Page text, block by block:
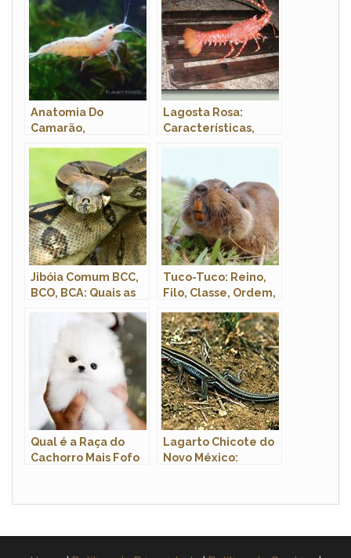
Anatomia Do
Camarão,
Cientifico
Lagosta Rosa:
Características,
Jibóia Comum BCC,
BCO, BCA: Quais as
Tuco-Tuco: Reino,
Filo, Classe, Ordem,
Qual é a Raça do
Cachorro Mais Fofo
Lagarto Chicote do
Novo México: